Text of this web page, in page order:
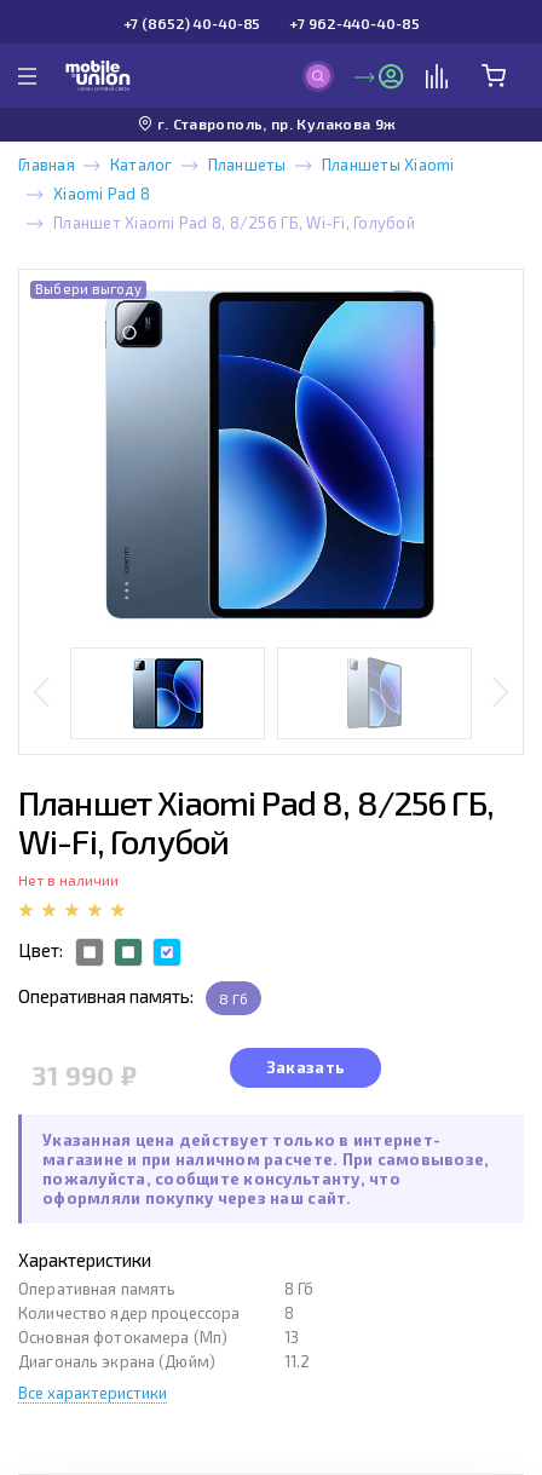
+7 (8652) 40-40-85 +7 962-440-40-85
г. Ставрополь, пр. Кулакова 9ж
Главная Каталог Планшеты
Планшеты Xiaomi
Xiaomi Pad 8
Планшет Xiaomi Pad 8, 8/256 ГБ, Wi-Fi, Голубой
Выбери выгоду
Планшет Xiaomi Pad 8, 8/256 ГБ,
Wi-Fi, Голубой
Нет в наличии
Цвет:
Оперативная память: 8 Гб
31 990 ₽ Заказать
Указанная цена действует только в интернет-
магазине и при наличном расчете. При самовывозе,
пожалуйста, сообщите консультанту, что
оформляли покупку через наш сайт.
Характеристики
Оперативная память
8 Гб
Количество ядер процессора
8
Основная фотокамера (Мп)
13
Диагональ экрана (Дюйм)
11.2
Все характеристики